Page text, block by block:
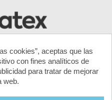
cookies”, aceptas que las
con fines analíticos de
para tratar de mejorar
web.